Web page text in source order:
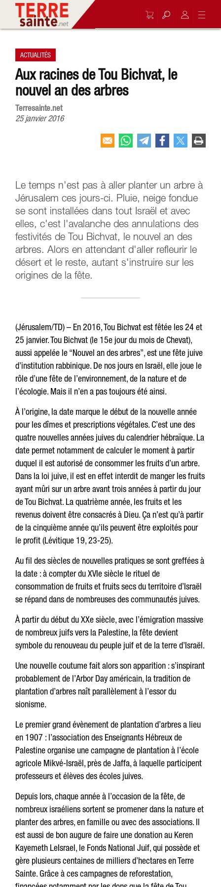
ACTUALITÉS
Aux racines de Tou Bichvat, le
nouvel an des arbres
Terresainte.net
25 janvier 2016
Le temps n'est pas à aller planter un arbre à
Jérusalem ces jours-ci. Pluie, neige fondue
se sont installées dans tout Israël et avec
elles, c'est l'avalanche des annulations des
festivités de Tou Bichvat, le nouvel an des
arbres. Alors en attendant d'aller refleurir le
désert et le reste, autant s'instruire sur les
origines de la fête.
(Jérusalem/TD) – En 2016, Tou Bichvat est fêtée les 24 et
25 janvier. Tou Bichvat (le 15e jour du mois de Chevat),
aussi appelée le “Nouvel an des arbres”, est une fête juive
d’institution rabbinique. De nos jours en Israël, elle joue le
rôle d’une fête de l’environnement, de la nature et de
l’écologie. Mais il n’en a pas toujours été ainsi.
À l’origine, la date marque le début de la nouvelle année
pour les dîmes et prescriptions végétales. C’est une des
quatre nouvelles années juives du calendrier hébraïque. La
date permet notamment de calculer le moment à partir
duquel il est autorisé de consommer les fruits d’un arbre.
Dans la loi juive, il est en effet interdit de manger les fruits
ayant mûri sur un arbre avant trois années à partir du jour
de Tou Bichvat. La quatrième année, les fruits et les
revenus doivent être consacrés à Dieu. Ça n’est qu’à partir
de la cinquième année qu’ils peuvent être exploités pour
le profit (Lévitique 19, 23-25).
Au fil des siècles de nouvelles pratiques se sont greffées à
la date : à compter du XVIe siècle le rituel de
consommation de fruits et fruits secs du territoire d’Israël
se répand dans de nombreuses des communautés juives.
À partir du début du XXe siècle, avec l’émigration massive
de nombreux juifs vers la Palestine, la fête devient
symbole du renouveau du peuple juif et de la terre d’Israël.
Une nouvelle coutume fait alors son apparition : s’inspirant
probablement de l’Arbor Day américain, la tradition de
plantation d’arbres naît parallèlement à l’essor du
sionisme.
Le premier grand évènement de plantation d’arbres a lieu
en 1907 : l’association des Enseignants Hébreux de
Palestine organise une campagne de plantation à l’école
agricole Mikvé-Israël, près de Jaffa, à laquelle participent
professeurs et élèves des écoles juives.
Depuis lors, chaque année à l’occasion de la fête, de
nombreux israéliens sortent se promener dans la nature et
planter des arbres, en famille ou avec des associations. Il
est aussi de bon augure de faire une donation au Keren
Kayemeth LeIsrael, le Fonds National Juif, qui possède et
gère plusieurs centaines de milliers d’hectares en Terre
Sainte. Grâce à ces campagnes de reforestation,